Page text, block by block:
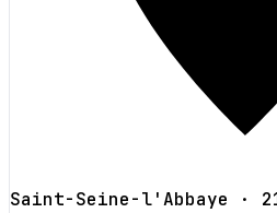
Saint-Seine-l'Abbaye ·